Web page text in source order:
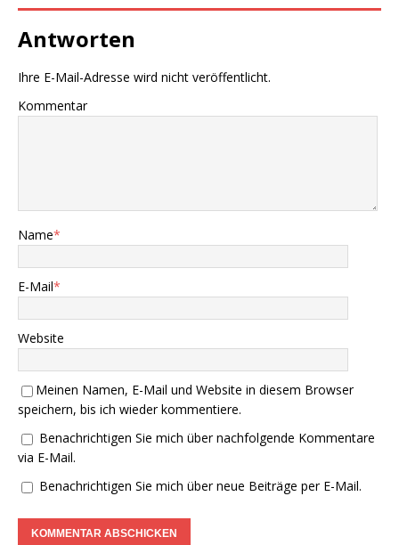
Antworten
Ihre E-Mail-Adresse wird nicht veröffentlicht.
Kommentar
Name*
E-Mail*
Website
Meinen Namen, E-Mail und Website in diesem Browser
speichern, bis ich wieder kommentiere.
Benachrichtigen Sie mich über nachfolgende Kommentare
via E-Mail.
Benachrichtigen Sie mich über neue Beiträge per E-Mail.